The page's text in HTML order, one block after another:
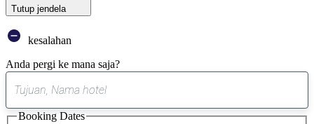
Tutup jendela
kesalahan
Anda pergi ke mana saja?
saran
ditemukan
Booking Dates